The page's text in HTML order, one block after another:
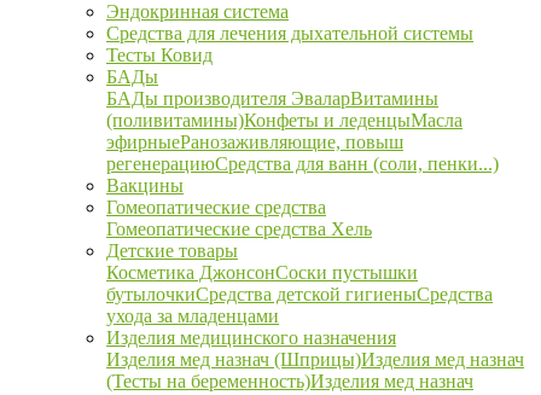
Эндокринная система
Средства для лечения дыхательной системы
Тесты Ковид
БАДы
БАДы производителя ЭваларВитамины
(поливитамины)Конфеты и леденцыМасла
эфирныеРанозаживляющие, повыш
регенерациюСредства для ванн (соли, пенки...)
Вакцины
Гомеопатические средства
Гомеопатические средства Хель
Детские товары
Косметика ДжонсонСоски пустышки
бутылочкиСредства детской гигиеныСредства
ухода за младенцами
Изделия медицинского назначения
Изделия мед назнач (Шприцы)Изделия мед назнач
(Тесты на беременность)Изделия мед назнач